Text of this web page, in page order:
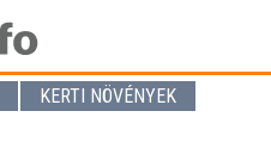
KERTI NÖVÉNYEK